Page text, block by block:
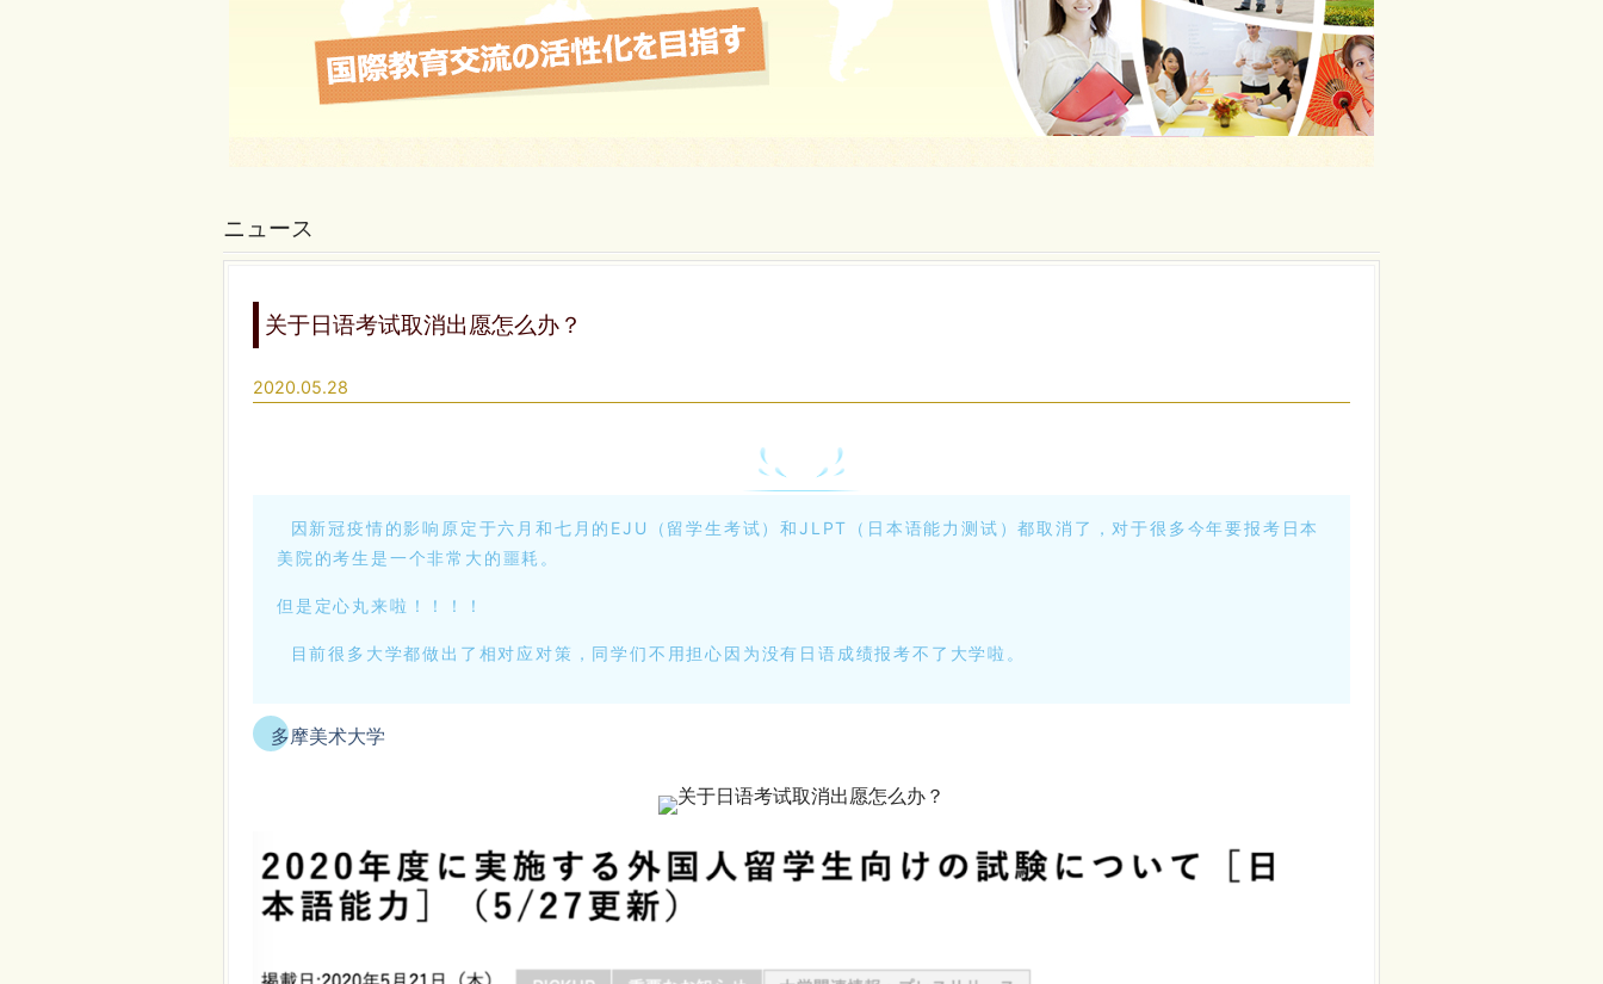
ニュース
关于日语考试取消出愿怎么办？
2020.05.28
因新冠疫情的影响原定于六月和七月的EJU（留学生考试）和JLPT（日本语能力测试）都取消了，对于很多今年要报考日本
美院的考生是一个非常大的噩耗。
但是定心丸来啦！！！！
目前很多大学都做出了相对应对策，同学们不用担心因为没有日语成绩报考不了大学啦。
多摩美术大学